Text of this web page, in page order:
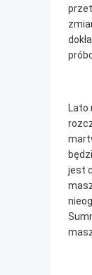
Lato
jest